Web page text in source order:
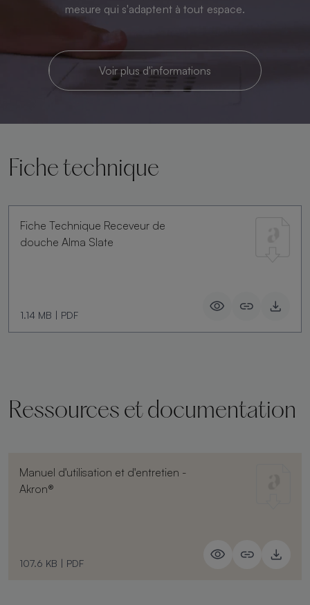
mesure qui s'adaptent à tout espace.
Voir plus d'informations
Fiche technique
Fiche Technique Receveur de
douche Alma Slate
1.14 MB | PDF
Ressources et documentation
Manuel d'utilisation et d'entretien -
Akron®
107.6 KB | PDF